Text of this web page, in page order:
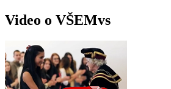
Video o VŠEMvs